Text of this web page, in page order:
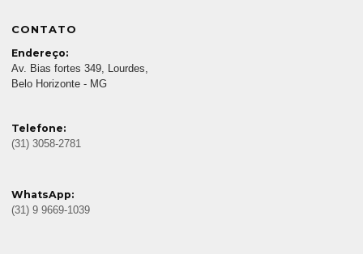
CONTATO
Endereço:
Av. Bias fortes 349, Lourdes,
Belo Horizonte - MG
Telefone:
(31) 3058-2781
WhatsApp:
(31) 9 9669-1039